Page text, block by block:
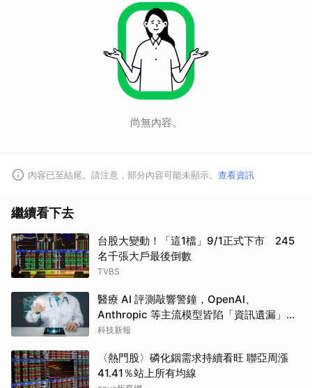
尚無內容。
內容已至結尾。請注意，部分內容可能未顯示。 查看資訊
繼續看下去
台股大變動！「這1檔」9/1正式下市 245
名千張大戶最後倒數
TVBS
醫療 AI 評測敲響警鐘，OpenAI、
Anthropic 等主流模型皆陷「資訊遺漏」盲
點
科技新報
〈熱門股〉磷化銦需求持續看旺 聯亞周漲
41.41％站上所有均線
取消